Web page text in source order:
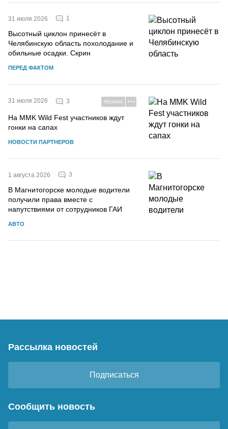
31 июля 2026 1
Высотный циклон принесёт в
Челябинскую область похолодание и
обильные осадки. Скрин
ПЕРЕД ФАКТОМ
31 июля 2026 3 РЕКЛАМА
На MMK Wild Fest участников ждут
гонки на сапах
НОВОСТИ ПАРТНЕРОВ
1 августа 2026 3
В Магнитогорске молодые водители
получили права вместе с
напутствиями от сотрудников ГАИ
АВТО
Рассылка новостей
Подписаться
Сообщить новость